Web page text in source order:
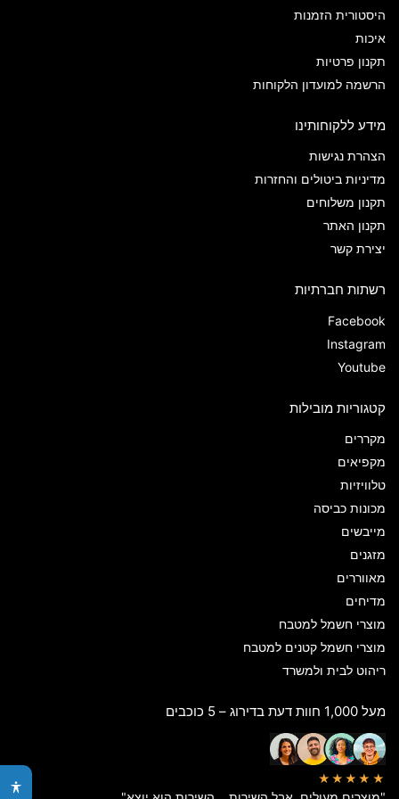
היסטורית הזמנות
איכות
תקנון פרטיות
הרשמה למועדון הלקוחות
מידע ללקוחותינו
הצהרת נגישות
מדיניות ביטולים והחזרות
תקנון משלוחים
תקנון האתר
יצירת קשר
רשתות חברתיות
Facebook
Instagram
Youtube
קטגוריות מובילות
מקררים
מקפיאים
טלוויזיות
מכונות כביסה
מייבשים
מזגנים
מאווררים
מדיחים
מוצרי חשמל למטבח
מוצרי חשמל קטנים למטבח
ריהוט לבית ולמשרד
מעל 1,000 חוות דעת בדירוג – 5 כוכבים
★★★★★